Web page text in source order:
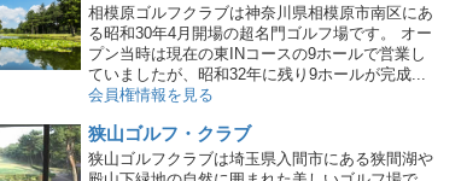
相模原ゴルフクラブは神奈川県相模原市南区にあ
る昭和30年4月開場の超名門ゴルフ場です。 オー
プン当時は現在の東INコースの9ホールで営業し
ていましたが、昭和32年に残り9ホールが完成...
会員権情報を見る
狭山ゴルフ・クラブ
狭山ゴルフクラブは埼玉県入間市にある狭間湖や